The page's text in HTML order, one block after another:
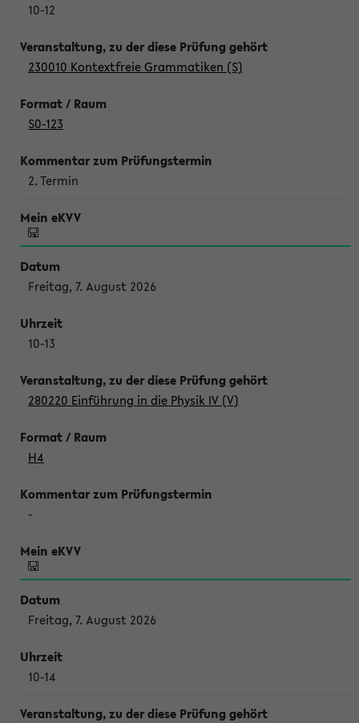
10-12
230010 Kontextfreie Grammatiken (S)
S0-123
2. Termin
Freitag, 7. August 2026
10-13
280220 Einführung in die Physik IV (V)
H4
-
Freitag, 7. August 2026
10-14